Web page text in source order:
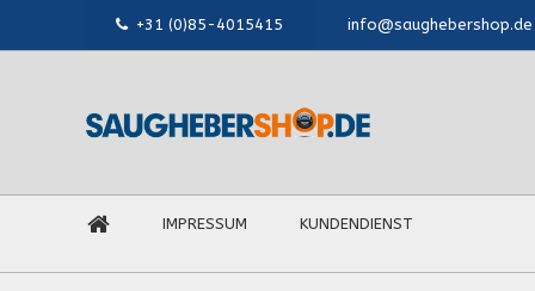
+31 (0)85-4015415 info@saughebershop.de
IMPRESSUM KUNDENDIENST